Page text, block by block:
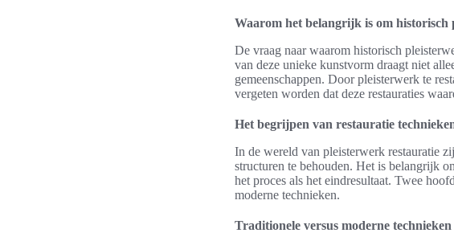
Waarom het belangrijk is om historisch
De vraag naar waarom historisch
van deze unieke kunstvorm draagt niet
gemeenschappen. Door pleisterwerk te
vergeten worden dat deze restauraties
Het begrijpen van restauratie
In de wereld van pleisterwerk restauratie
structuren te behouden. Het is belangrijk
het proces als het eindresultaat. Twee
moderne technieken.
Traditionele versus moderne technieken